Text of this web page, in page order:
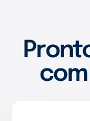
com